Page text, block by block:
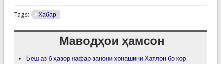
Tags: Хабар
Маводҳои ҳамсон
Беш аз 6 ҳазор нафар занони хонашини Хатлон бо кор